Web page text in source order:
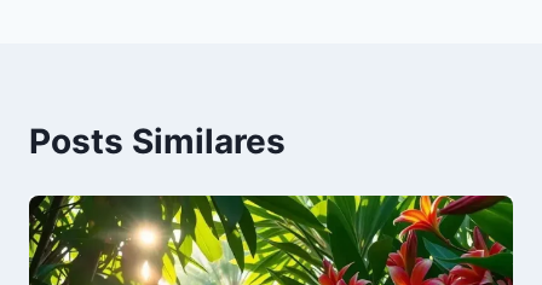
Posts Similares